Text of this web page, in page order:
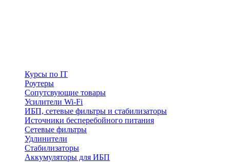
Курсы по IT
Роутеры
Сопутсвующие товары
Усилители Wi-Fi
ИБП, сетевые фильтры и стабилизаторы
Источники бесперебойного питания
Сетевые фильтры
Удлинители
Стабилизаторы
Аккумуляторы для ИБП